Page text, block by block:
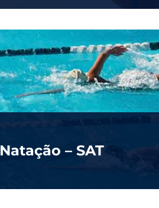
Natação – SAT